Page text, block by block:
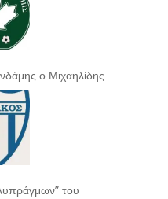
ο Μιχαηλίδης
του